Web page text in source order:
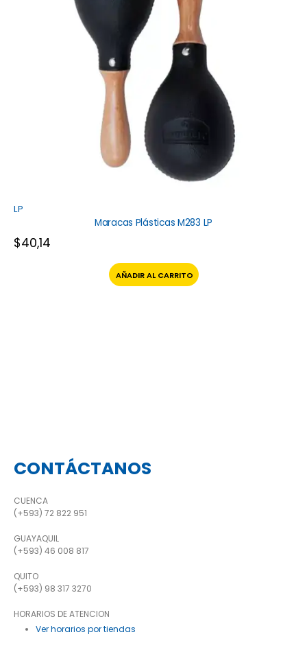
LP
Maracas Plásticas M283 LP
$40,14
AÑADIR AL CARRITO
CONTÁCTANOS
CUENCA
(+593) 72 822 951
GUAYAQUIL
(+593) 46 008 817
QUITO
(+593) 98 317 3270
HORARIOS DE ATENCION
Ver horarios por tiendas